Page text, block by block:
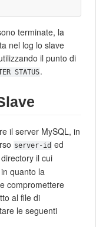
terminate, la
nel log lo slave
il punto di
STATUS.
il server MySQL, in
server-id ed
il cui
quanto la
compromettere
al file di
le seguenti